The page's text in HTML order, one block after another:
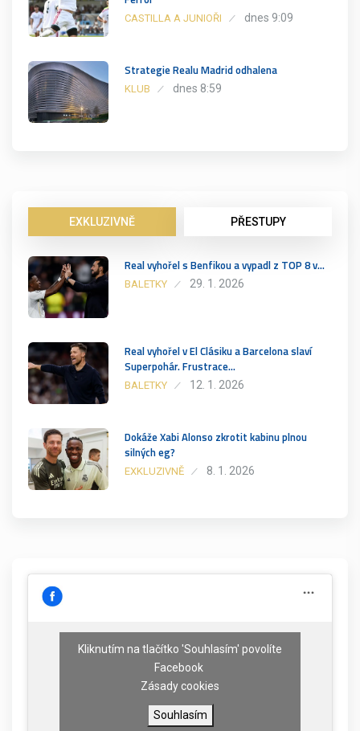
CASTILLA A JUNIOŘI dnes 9:09
Strategie Realu Madrid odhalena
KLUB dnes 8:59
EXKLUZIVNĚ PŘESTUPY
Real vyhořel s Benfikou a vypadl z TOP 8 v…
BALETKY 29. 1. 2026
Real vyhořel v El Clásiku a Barcelona slaví
Superpohár. Frustrace…
BALETKY 12. 1. 2026
Dokáže Xabi Alonso zkrotit kabinu plnou
silných eg?
EXKLUZIVNĚ 8. 1. 2026
Kliknutím na tlačítko 'Souhlasím' povolíte
Facebook
Zásady cookies
Souhlasím